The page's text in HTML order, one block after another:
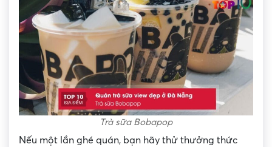
Trà sữa Bobapop
Nếu một lần ghé quán, bạn hãy thử thưởng thức